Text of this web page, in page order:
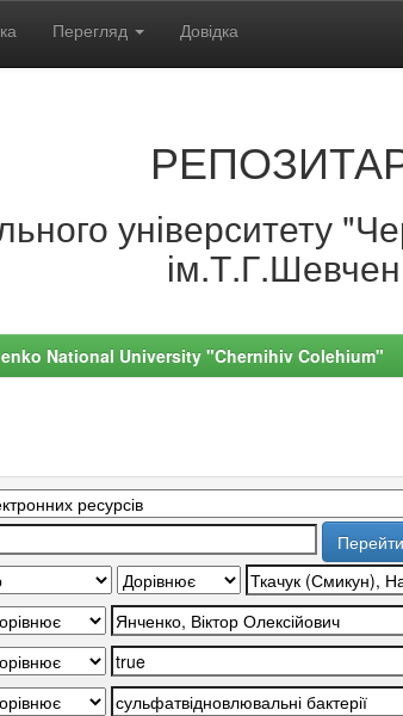
Перегляд Довідка
університету
National University "Chernihiv Colehium"